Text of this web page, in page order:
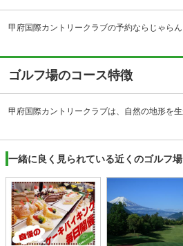
ゴルフ場のコース特徴
一緒に良く見られている近くのゴルフ場